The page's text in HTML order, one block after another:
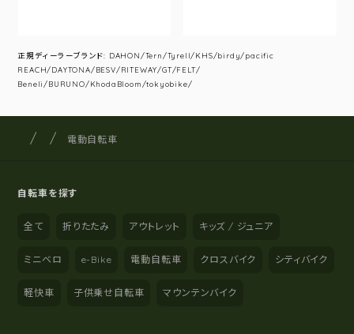
正規ディーラーブランド: DAHON/Tern/Tyrell/KHS/birdy/pacific
REACH/DAYTONA/BESV/RITEWAY/GT/FELT/
Beneli/BURUNO/KhodaBloom/tokyobike/
サイト内の現在地
サイクルショップナカゴヤ
電動自転車
自転車を探す
全て 折りたたみ アウトレット キッズ / ジュニア
ミニベロ e-Bike 電動自転車 クロスバイク シティバイク
軽快車 子供乗せ自転車 マウンテンバイク